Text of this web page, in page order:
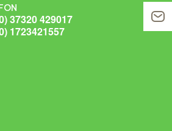
37320 429017
1723421557